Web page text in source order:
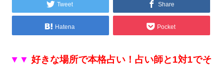
Tweet Share
Hatena Pocket
▼▼ 好きな場所で本格占い！占い師と1対1でそ